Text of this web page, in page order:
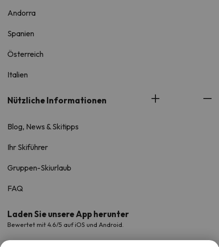
Andorra
Spanien
Österreich
Italien
Nützliche Informationen
Blog, News & Skitipps
Ihr Skiführer
Gruppen-Skiurlaub
FAQ
Laden Sie unsere App herunter
Bewertet mit 4.6/5 auf iOS und Android.